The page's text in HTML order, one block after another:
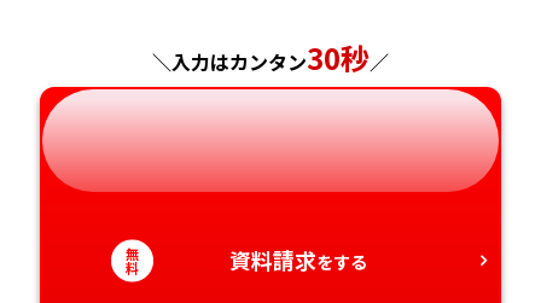
神奈川県
岐阜県
静岡県
愛知県
奈良県
和歌山県
山口県
徳島県
香川県
長崎県
熊本県
大分県
宮崎県
＼入力はカンタン30秒／
無
料 資料請求をする